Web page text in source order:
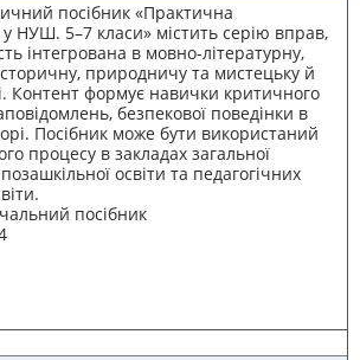
посібник «Практична
у НУШ. 5–7 класи» містить серію вправ,
інтегрована в мовно-літературну,
природничу та мистецьку й
Контент формує навички критичного
безпекової поведінки в
Посібник може бути використаний
процесу в закладах загальної
освіти та педагогічних
посібник